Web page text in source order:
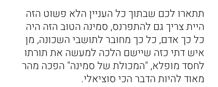
תתארו לכם שבתוך כל העניין הלא פשוט הזה
היית צריך גם להתפרנס, סמינה הטוב הזה היה
כל כך אדם, כל כך מחובר לתושבי השכונה, מן
איש דתי כזה שיישם הלכה למעשה את תורתו
לחסד מופלא, "המכולת של סמינה" הפכה מהר
מאוד להיות הדבר הכי סוציאלי.